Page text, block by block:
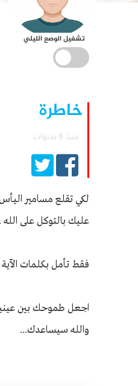
تشغيل الوضع الليلي
خاطرة
منذ 6 سنوات
لكي تقلع مسامير
عليك بالتوكل على الله
فقط تأمل بكلمات
اجعل طموحك بين
والله سيساعدك...